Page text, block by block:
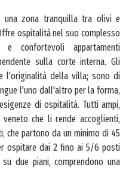
una zona tranquilla tra olivi e
ospitalità nel suo complesso
e confortevoli appartamenti
sulla corte interna. Gli
l'originalità della villa; sono di
l'uno dall'altro per la forma,
di ospitalità. Tutti ampi,
che li rende accoglienti,
che partono da un minimo di 45
ospitare dai 2 fino ai 5/6 posti
due piani, comprendono una